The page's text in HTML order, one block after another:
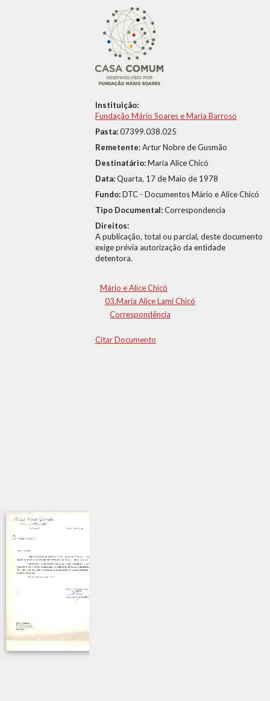
Instituição:
Fundação Mário Soares e Maria Barroso
Pasta:07399.038.025
Remetente:Artur Nobre de Gusmão
Destinatário:Maria Alice Chicó
Data:Quarta, 17 de Maio de 1978
Fundo:DTC - Documentos Mário e Alice Chicó
Tipo Documental:Correspondencia
Direitos:
A publicação, total ou parcial, deste documento
exige prévia autorização da entidade
detentora.
Mário e Alice Chicó
03.Maria Alice Lami Chicó
Correspondência
Citar Documento